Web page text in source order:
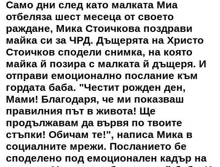
Само дни след като малката Миа
отбеляза шест месеца от своето
раждане, Мика Стоичкова поздрави
майка си за ЧРД. Дъщерята на Христо
Стоичков сподели снимка, на която
майка й позира с малката й дъщеря. И
отправи емоционално послание към
гордата баба. "Честит рожден ден,
Мами! Благодаря, че ми показваш
правилния път в живота! Ще
продължавам да вървя по твоите
стъпки! Обичам те!", написа Мика в
социалните мрежи. Посланието бе
споделено под емоционален кадър на